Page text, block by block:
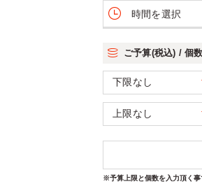
時間を選択
ご予算(税込) / 個数
※予算上限と個数を入力頂く事